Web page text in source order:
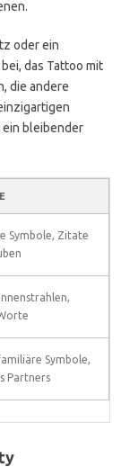
oder ein
das Tattoo mit
die andere
ein bleibender
Symbole, Zitate
Symbole,
Partners